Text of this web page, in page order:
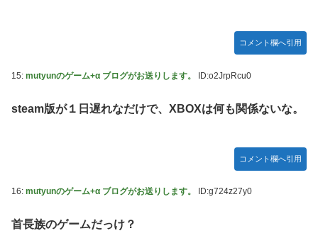
コメント欄へ引用
15: mutyunのゲーム+α ブログがお送りします。 ID:o2JrpRcu0
steam版が１日遅れなだけで、XBOXは何も関係ないな。
コメント欄へ引用
16: mutyunのゲーム+α ブログがお送りします。 ID:g724z27y0
首長族のゲームだっけ？